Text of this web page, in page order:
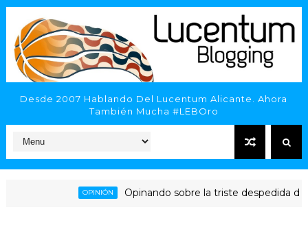
Desde 2007 Hablando Del Lucentum Alicante. Ahora
También Mucha #LEBOro
OPINIÓN Opinando sobre la triste despedida del HLA